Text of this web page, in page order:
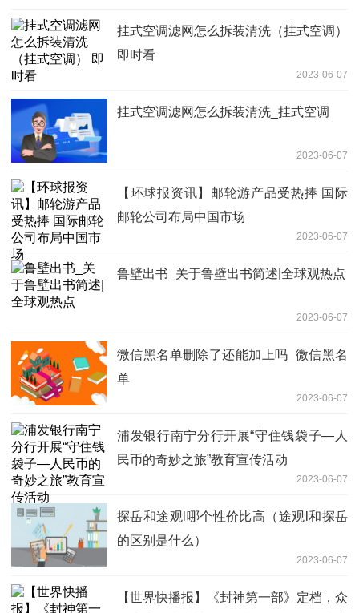
挂式空调滤网怎么拆装清洗（挂式空调）
即时看
2023-06-07
挂式空调滤网怎么拆装清洗_挂式空调
2023-06-07
【环球报资讯】邮轮游产品受热捧 国际
邮轮公司布局中国市场
2023-06-07
鲁壁出书_关于鲁壁出书简述|全球观热点
2023-06-07
微信黑名单删除了还能加上吗_微信黑名
单
2023-06-07
浦发银行南宁分行开展“守住钱袋子—人
民币的奇妙之旅”教育宣传活动
2023-06-07
探岳和途观l哪个性价比高（途观l和探岳
的区别是什么）
2023-06-07
【世界快播报】《封神第一部》定档，众